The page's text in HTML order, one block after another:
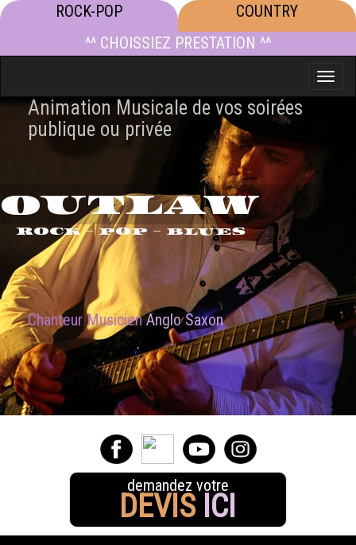
ROCK-POP
COUNTRY
^^ CHOISSIEZ PRESTATION ^^
Toggle
Animation Musicale de vos soirées
publique ou privée
OUTLAW
ROCK - POP - BLUES
Chanteur MusicienAnglo Saxon
demandez votre
DEVIS ICI